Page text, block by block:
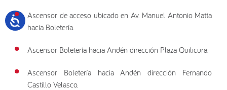
Ascensor de acceso ubicado en Av. Manuel Antonio Matta
hacia Boletería.
Ascensor Boletería hacia Andén dirección Plaza Quilicura.
Ascensor Boletería hacia Andén dirección Fernando
Castillo Velasco.